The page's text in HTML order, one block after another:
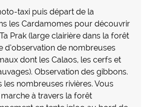
taxi puis départ de la
les Cardamomes pour découvrir
Prak (large clairière dans la forêt
d’observation de nombreuses
dont les Calaos, les cerfs et
Observation des gibbons.
les nombreuses rivières. Vous
à travers la forêt